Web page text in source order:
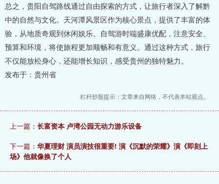
总之，贵阳自驾路线通过自由探索的方式，让旅行者深入了解黔
中的自然与文化。天河潭风景区作为核心景点，提供了丰富的体
验，从地质奇观到休闲娱乐。自驾游时端盛康优配，注意安全、
预算和环境，将使旅程更加顺畅和有意义。通过这种方式，旅行
不仅能放松身心，还能增长知识，感受贵州的独特魅力。
发布于：贵州省
杠杆炒股提示：文章来自网络，不代表本站观点。
上一篇： 长富资本 卢湾公园无动力游乐设备
下一篇： 华夏理财 演员演技很重要! 演《沉默的荣耀》演《即刻上
场》他就像换了个人